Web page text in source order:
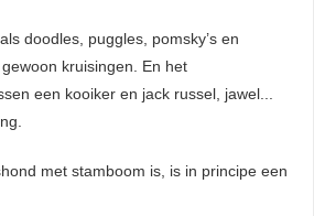
doodles, puggles, pomsky’s en
kruisingen. En het
een kooiker en jack russel, jawel...
met stamboom is, is in principe een